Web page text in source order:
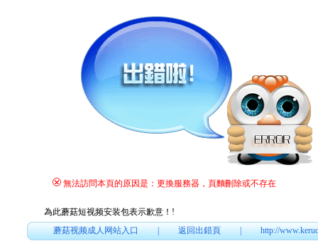
無法訪問本頁的原因是：更換服務器，頁麵刪除或不存在
為此蘑菇短视频安装包表示歉意！ !
蘑菇视频成人网站入口|返回出錯頁|http://